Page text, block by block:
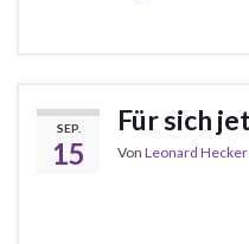
SEP.
15
Für sich
Von Leonard Hecker